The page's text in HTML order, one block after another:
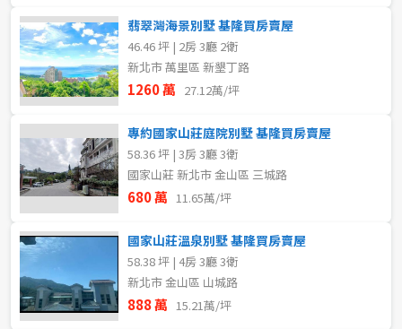
翡翠灣海景別墅 基隆買房賣屋
46.46 坪 | 2房 3廳 2衛
新北市 萬里區 新墾丁路
1260 萬 27.12萬/坪
專約國家山莊庭院別墅 基隆買房賣屋
58.36 坪 | 3房 3廳 3衛
國家山莊 新北市 金山區 三城路
680 萬 11.65萬/坪
國家山莊溫泉別墅 基隆買房賣屋
58.38 坪 | 4房 3廳 3衛
新北市 金山區 山城路
888 萬 15.21萬/坪